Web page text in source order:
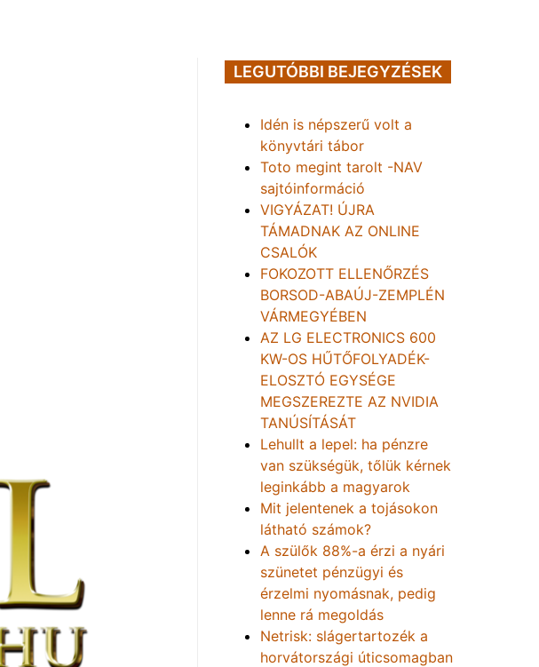
LEGUTÓBBI BEJEGYZÉSEK
Idén is népszerű volt a
könyvtári tábor
Toto megint tarolt -NAV
sajtóinformáció
VIGYÁZAT! ÚJRA
TÁMADNAK AZ ONLINE
CSALÓK
FOKOZOTT ELLENŐRZÉS
BORSOD-ABAÚJ-ZEMPLÉN
VÁRMEGYÉBEN
AZ LG ELECTRONICS 600
KW-OS HŰTŐFOLYADÉK-
ELOSZTÓ EGYSÉGE
MEGSZEREZTE AZ NVIDIA
TANÚSÍTÁSÁT
Lehullt a lepel: ha pénzre
van szükségük, tőlük kérnek
leginkább a magyarok
Mit jelentenek a tojásokon
látható számok?
A szülők 88%-a érzi a nyári
szünetet pénzügyi és
érzelmi nyomásnak, pedig
lenne rá megoldás
Netrisk: slágertartozék a
horvátországi úticsomagban